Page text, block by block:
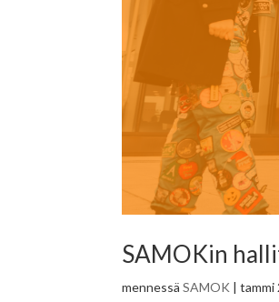
SAMOKin
mennessäSAMOK |tammi